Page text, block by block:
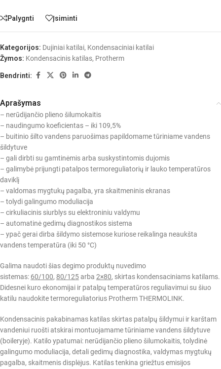
Palygnti Įsiminti
Kategorijos: Dujiniai katilai, Kondensaciniai katilai
Žymos: Kondensacinis katilas, Protherm
Bendrinti:
Aprašymas
– nerūdijančio plieno šilumokaitis
– naudingumo koeficientas – iki 109,5%
– buitinio šilto vandens paruošimas papildomame tūriniame vandens
šildytuve
– gali dirbti su gamtinėmis arba suskystintomis dujomis
– galimybė prijungti patalpos termoreguliatorių ir lauko temperatūros
daviklį
– valdomas mygtukų pagalba, yra skaitmeninis ekranas
– tolydi galingumo moduliacija
– cirkuliacinis siurblys su elektroniniu valdymu
– automatinė gedimų diagnostikos sistema
– ypač gerai dirba šildymo sistemose kuriose reikalinga neaukšta
vandens temperatūra (iki 50 °C)
Galima naudoti šias degimo produktų nuvedimo
sistemas: 60/100, 80/125arba 2×80, skirtas kondensaciniams katilams.
Didesnei kuro ekonomijai ir patalpų temperatūros reguliavimui su šiuo
katilu naudokite termoreguliatorius Protherm THERMOLINK.
Kondensacinis pakabinamas katilas skirtas patalpų šildymui ir karštam
vandeniui ruošti atskirai montuojamame tūriniame vandens šildytuve
(boileryje). Katilo ypatumai: nerūdijančio plieno šilumokaitis, tolydinė
galingumo moduliacija, detali gedimų diagnostika, valdymas mygtukų
pagalba, skaitmenis displėjus. Katilas tenkina griežtus emisijos